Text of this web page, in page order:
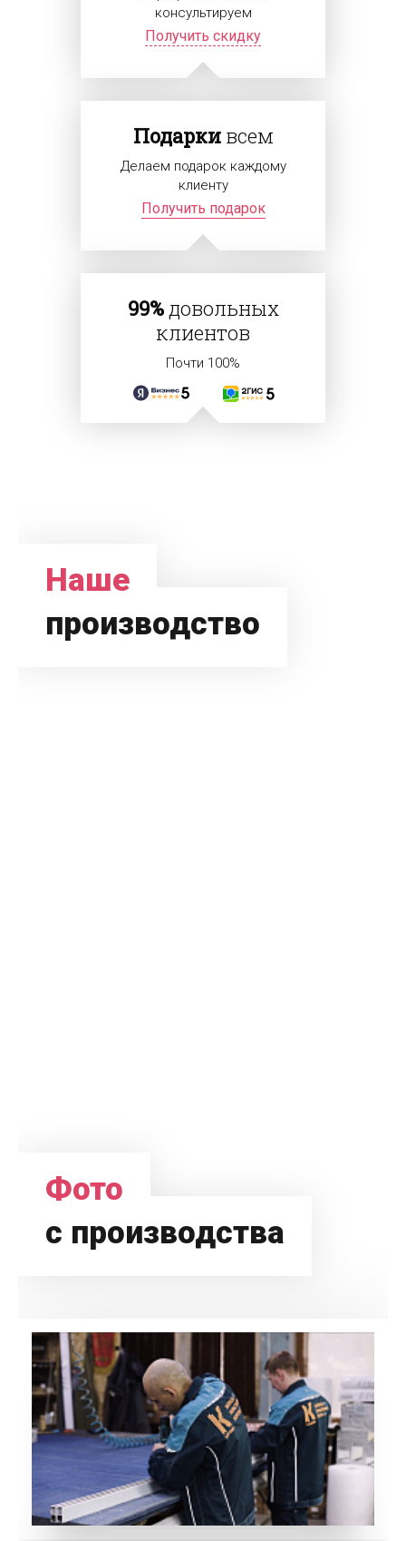
консультируем
Получить скидку
Подаркивсем
Делаем подарок каждому
клиенту
Получить подарок
99%довольных
клиентов
Почти 100%
Наше
производство
Фото
с производства